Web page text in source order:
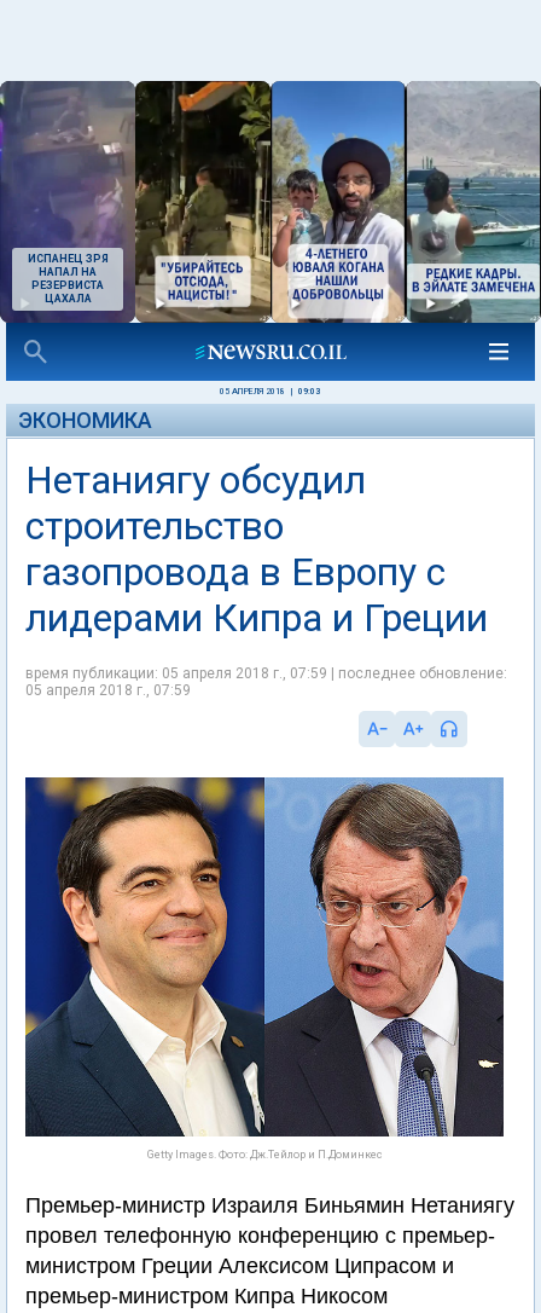
ИСПАНЕЦ ЗРЯ
НАПАЛ НА
РЕЗЕРВИСТА
ЦАХАЛА
05 АПРЕЛЯ 2018 09:03
ЭКОНОМИКА
Нетаниягу обсудил
строительство
газопровода в Европу с
лидерами Кипра и Греции
время публикации: 05 апреля 2018 г., 07:59 | последнее обновление:
05 апреля 2018 г., 07:59
Getty Images. Фото: Дж.Тейлор и П.Доминкес
Премьер-министр Израиля Биньямин Нетаниягу
провел телефонную конференцию с премьер-
министром Греции Алексисом Ципрасом и
премьер-министром Кипра Никосом